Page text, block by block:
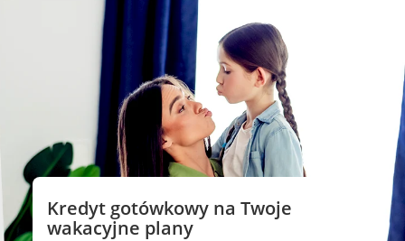
Kredyt gotówkowy na Twoje
wakacyjne plany